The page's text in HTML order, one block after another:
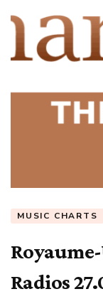
MUSIC CHARTS
Radios